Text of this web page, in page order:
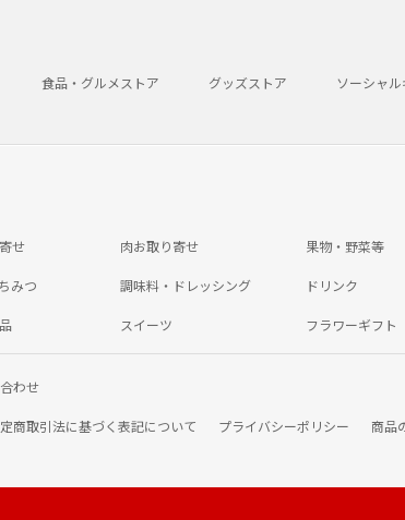
食品・グルメストア グッズストア ソーシャ
せ 肉お取り寄せ 果物・野菜等
みつ 調味料・ドレッシング ドリンク
スイーツ フラワーギフト
わせ
商取引法に基づく表記について プライバシーポリシー 商品